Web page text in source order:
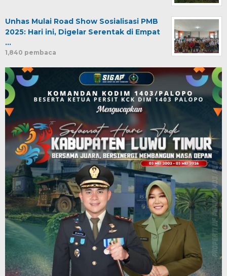
Unhas Mulai Road Show Sosialisasi PMB
2025: Hari ini, Digelar Serentak di Empat
…
1,840 pembaca